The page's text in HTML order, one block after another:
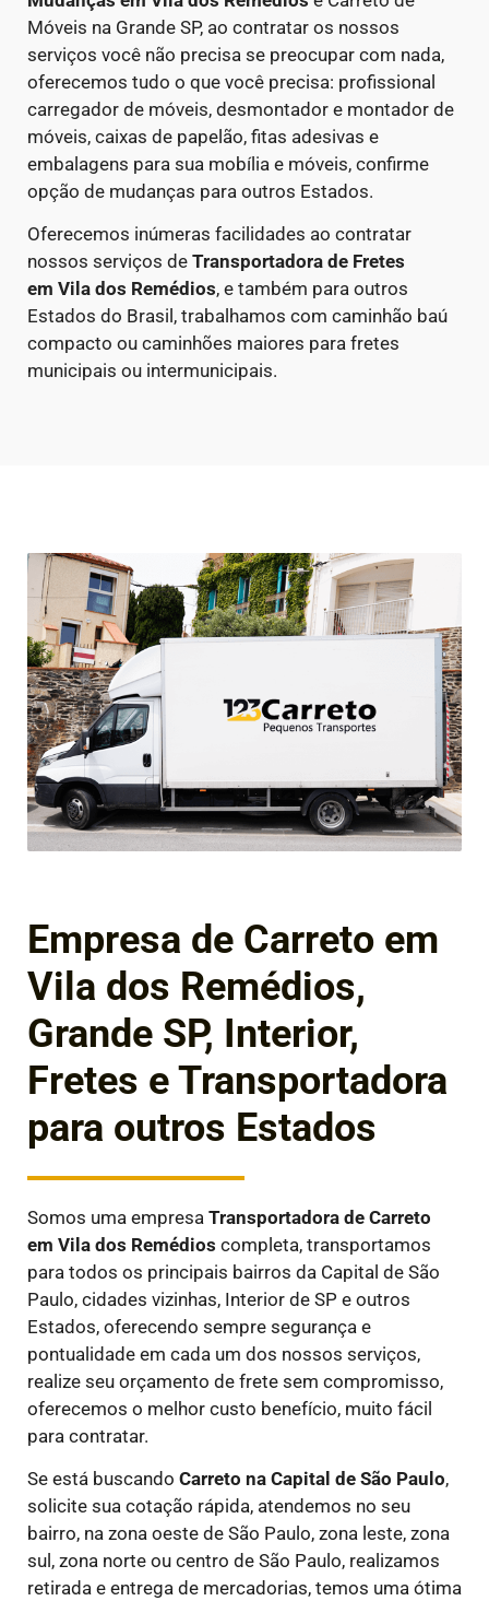
Móveis na Grande SP, ao contratar os nossos
serviços você não precisa se preocupar com nada,
oferecemos tudo o que você precisa: profissional
carregador de móveis, desmontador e montador de
móveis, caixas de papelão, fitas adesivas e
embalagens para sua mobília e móveis, confirme
opção de mudanças para outros Estados.
Oferecemos inúmeras facilidades ao contratar
nossos serviços de Transportadora de Fretes
em Vila dos Remédios, e também para outros
Estados do Brasil, trabalhamos com caminhão baú
compacto ou caminhões maiores para fretes
municipais ou intermunicipais.
Empresa de Carreto em
Vila dos Remédios,
Grande SP, Interior,
Fretes e Transportadora
para outros Estados
Somos uma empresa Transportadora de Carreto
em Vila dos Remédios completa, transportamos
para todos os principais bairros da Capital de São
Paulo, cidades vizinhas, Interior de SP e outros
Estados, oferecendo sempre segurança e
pontualidade em cada um dos nossos serviços,
realize seu orçamento de frete sem compromisso,
oferecemos o melhor custo benefício, muito fácil
para contratar.
Se está buscando Carreto na Capital de São Paulo,
solicite sua cotação rápida, atendemos no seu
bairro, na zona oeste de São Paulo, zona leste, zona
sul, zona norte ou centro de São Paulo, realizamos
retirada e entrega de mercadorias, temos uma ótima